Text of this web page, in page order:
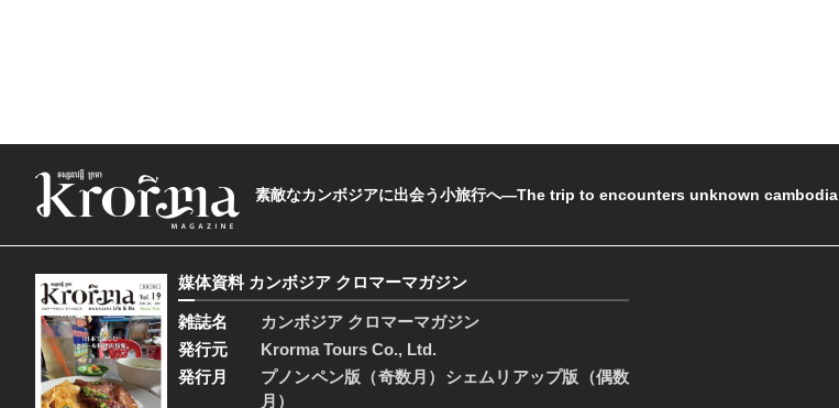
素敵なカンボジアに出会う小旅行へ―The trip to encounters unknown cambodia
媒体資料 カンボジア クロマーマガジン
雑誌名
カンボジア クロマーマガジン
発行元
Krorma Tours Co., Ltd.
発行月
プノンペン版（奇数月）シェムリアップ版（偶数
月）